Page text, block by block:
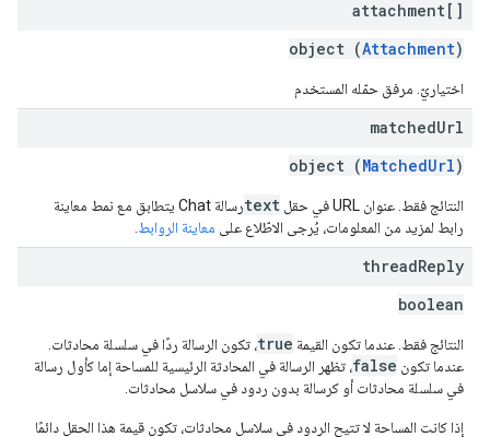
attachment[]
object (Attachment)
اختياريّ. مرفق حمّله المستخدم
matchedUrl
object (MatchedUrl)
النتائج فقط. عنوان URL في حقل text
رسالة Chat يتطابق مع نمط معاينة
رابط لمزيد من المعلومات، يُرجى الاطّلاع على معاينة الروابط
threadReply
boolean
النتائج فقط. عندما تكون القيمة true، تكون الرسالة ردًا في سلسلة محادثات.
عندما تكون false، تظهر الرسالة في المحادثة الرئيسية للمساحة إما كأول رسالة
في سلسلة محادثات أو كرسالة بدون ردود في سلاسل محادثات.
إذا كانت المساحة لا تتيح الردود في سلاسل محادثات، تكون قيمة هذا الحقل دائمًا